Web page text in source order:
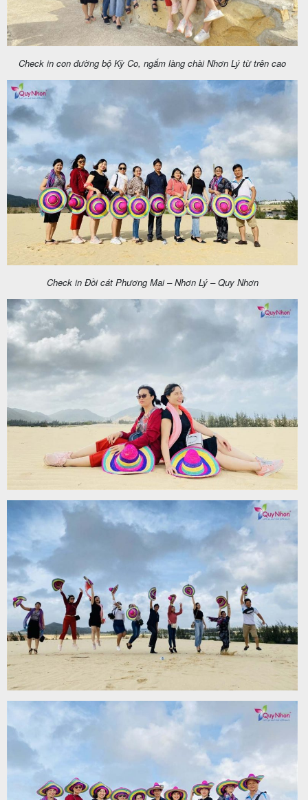
Về
Quy
Nhơn
Tourist
Cảm
nhận
khách
hàng
Liên
hệ
Check in con đường bộ Kỳ Co, ngắm làng chài Nhơn Lý từ trên cao
Check in Đồi cát Phương Mai – Nhơn Lý – Quy Nhơn